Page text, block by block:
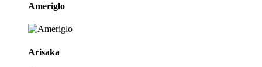
Ameriglo
Arisaka